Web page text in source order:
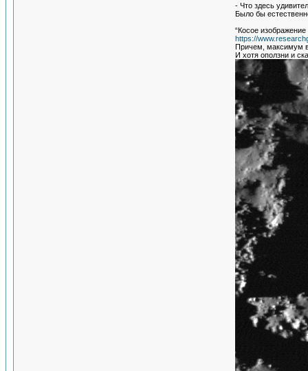
- Что здесь
Было бы
“Косое
https://
Причем, максимум
И хотя оползни и